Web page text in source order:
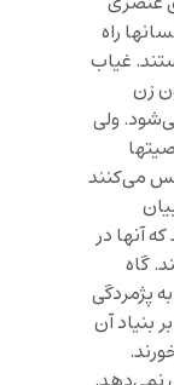
راه
غیاب
زن
ولی
می‌کنند
آنها در
گاه
پژمردگی
بنیاد آن